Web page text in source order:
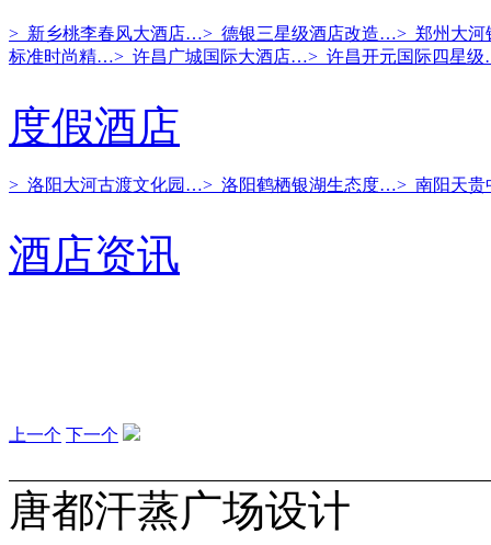
> 新乡桃李春风大酒店…> 德银三星级酒店改造…> 郑州大
标准时尚精…> 许昌广城国际大酒店…> 许昌开元国际四星
度假酒店
> 洛阳大河古渡文化园…> 洛阳鹤栖银湖生态度…> 南阳天
酒店资讯
上一个 下一个
唐都汗蒸广场设计